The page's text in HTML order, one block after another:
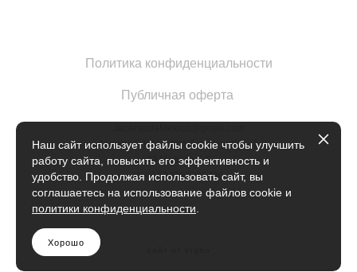
Политика конфиденциальности
Публичная оферта
Москва Б.Кисловский переулок 1с2
ИП Марова Е.Е.
ИНН 504902735420
Наш сайт использует файлы cookie чтобы улучшить
работу сайта, повысить его эффективность и
удобство. Продолжая использовать сайт, вы
соглашаетесь на использование файлов cookie и
политики конфиденциальности
Хорошо